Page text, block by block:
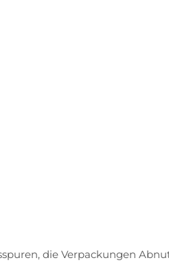
die Verpackungen